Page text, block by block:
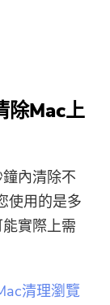
除Mac上
內清除不
使用的是多
實際上需
清理瀏覽